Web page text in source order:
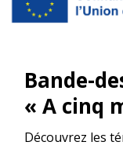
Bande-
« A cinq
Découvrez les